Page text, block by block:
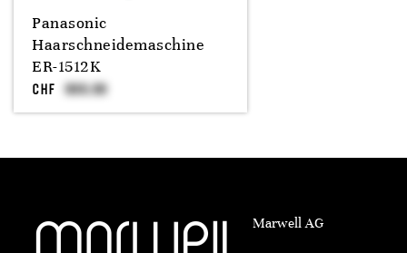
Panasonic
Haarschneidemaschine
ER-1512K
CHF
Marwell AG